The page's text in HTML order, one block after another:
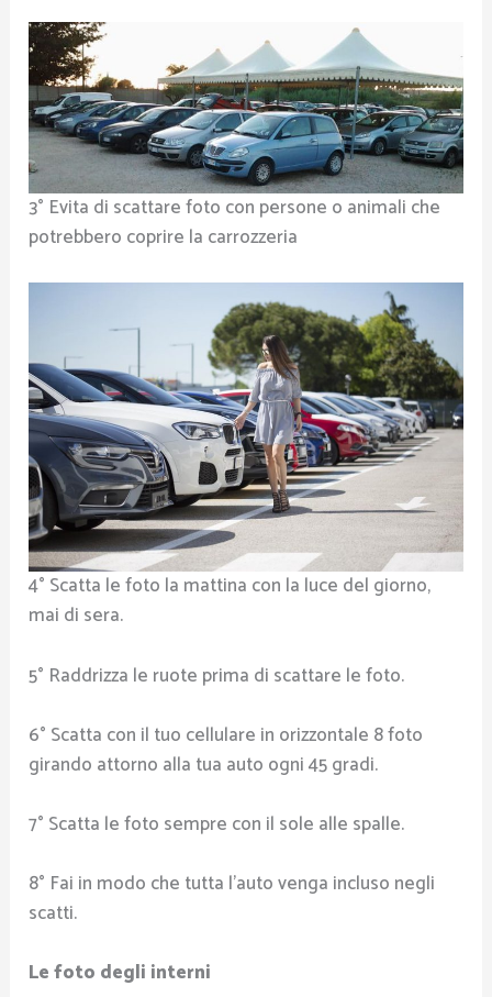
3° Evita di scattare foto con persone o animali che
potrebbero coprire la carrozzeria
4° Scatta le foto la mattina con la luce del giorno,
mai di sera.
5° Raddrizza le ruote prima di scattare le foto.
6° Scatta con il tuo cellulare in orizzontale 8 foto
girando attorno alla tua auto ogni 45 gradi.
7° Scatta le foto sempre con il sole alle spalle.
8° Fai in modo che tutta l’auto venga incluso negli
scatti.
Le foto degli interni